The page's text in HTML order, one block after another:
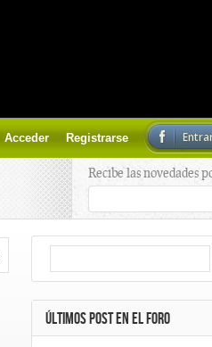
Acceder Registrarse
Recibe las novedades
ÚLTIMOS POST EN EL FORO